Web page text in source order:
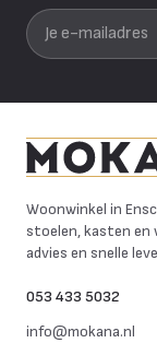
Je e-mailadres
Woonwinkel in
stoelen, kasten en
advies en snelle
053 433 5032
info@mokana.nl